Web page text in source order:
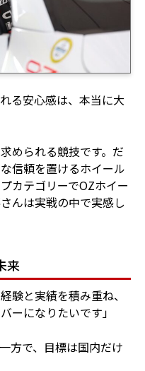
る安心感は、本当に大
められる競技です。だ
信頼を置けるホイール
カテゴリーでOZホイー
んは実戦の中で実感し
来
験と実績を積み重ね、
ーになりたいです」
方で、目標は国内だけ